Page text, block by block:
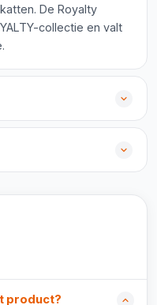
De Royalty
collectie en valt
product?